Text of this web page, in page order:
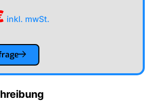
inkl. mwSt.